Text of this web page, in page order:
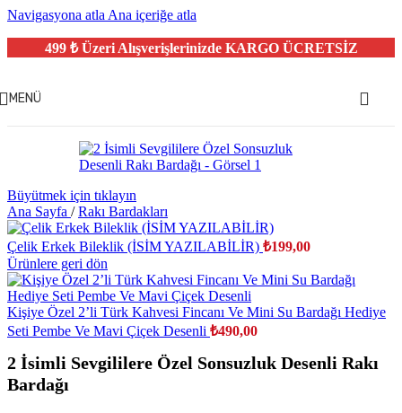
Navigasyona atla Ana içeriğe atla
499 ₺ Üzeri Alışverişlerinizde KARGO ÜCRETSİZ
MENÜ
Büyütmek için tıklayın
Ana Sayfa / Rakı Bardakları
Çelik Erkek Bileklik (İSİM YAZILABİLİR) ₺199,00
Ürünlere geri dön
Kişiye Özel 2’li Türk Kahvesi Fincanı Ve Mini Su Bardağı Hediye
Seti Pembe Ve Mavi Çiçek Desenli ₺490,00
2 İsimli Sevgililere Özel Sonsuzluk Desenli Rakı
Bardağı